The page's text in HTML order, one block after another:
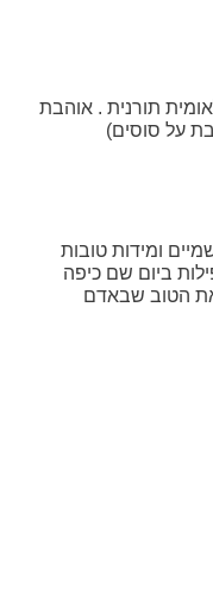
תורנית . אוהבת
על סוסים)
28 עם יראת שמיים ומידות טובות
ביום שם כיפה
את הטוב שבאדם